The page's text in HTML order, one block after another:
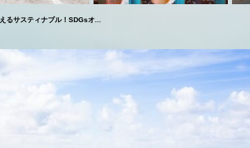
るサスティナブル！SDGsオ...